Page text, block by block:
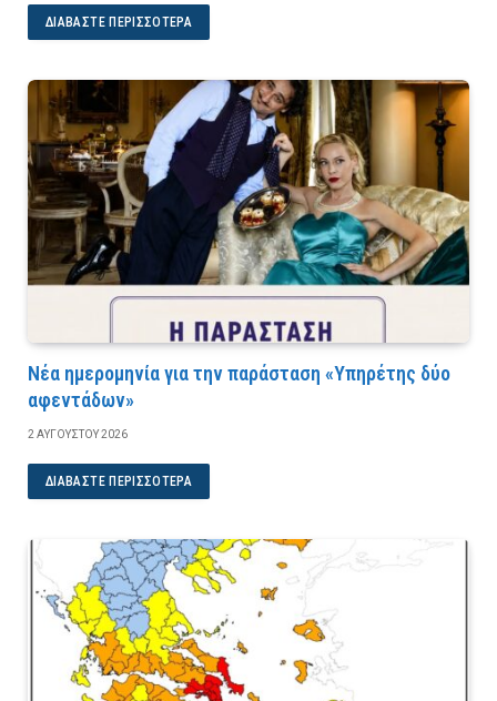
ΔΙΑΒΆΣΤΕ ΠΕΡΙΣΣΌΤΕΡΑ
Νέα ημερομηνία για την παράσταση «Υπηρέτης δύο
αφεντάδων»
2 ΑΥΓΟΎΣΤΟΥ 2026
ΔΙΑΒΆΣΤΕ ΠΕΡΙΣΣΌΤΕΡΑ